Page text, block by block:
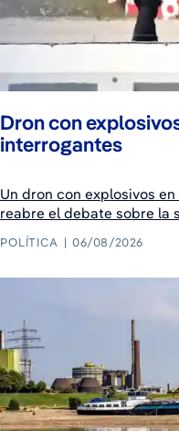
Dron con
interrogantes
Un dron con explosivos
reabre el debate sobre la
POLÍTICA 06/08/2026